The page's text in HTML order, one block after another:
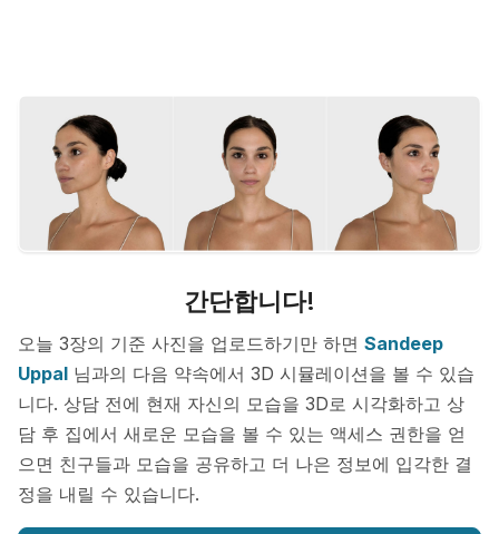
간단합니다!
오늘 3장의 기준 사진을 업로드하기만 하면 Sandeep
Uppal 님과의 다음 약속에서 3D 시뮬레이션을 볼 수 있습
니다. 상담 전에 현재 자신의 모습을 3D로 시각화하고 상
담 후 집에서 새로운 모습을 볼 수 있는 액세스 권한을 얻
으면 친구들과 모습을 공유하고 더 나은 정보에 입각한 결
정을 내릴 수 있습니다.